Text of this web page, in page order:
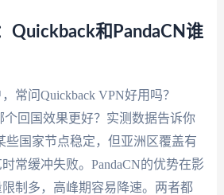
Quickback和PandaCN谁
常问Quickback VPN好用吗？
个回国效果更好？实测数据告诉你
些国家节点稳定，但亚洲区覆盖有
常缓冲失败。PandaCN的优势在影
制多，高峰期容易降速。两者都